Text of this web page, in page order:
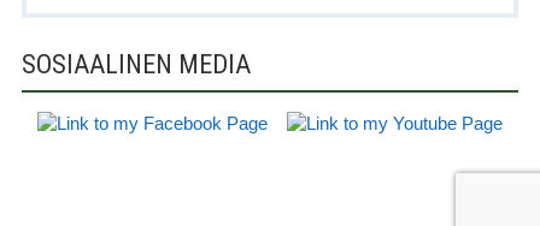
SOSIAALINEN MEDIA